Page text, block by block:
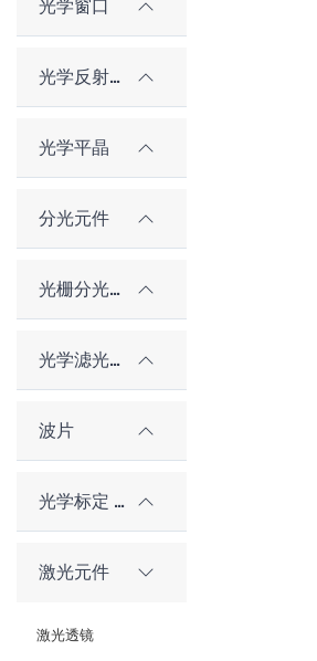
光学窗口
光学反射镜
光学平晶
分光元件
光栅分光元件
光学滤光片
波片
光学标定 / 对准元件
激光元件
激光透镜